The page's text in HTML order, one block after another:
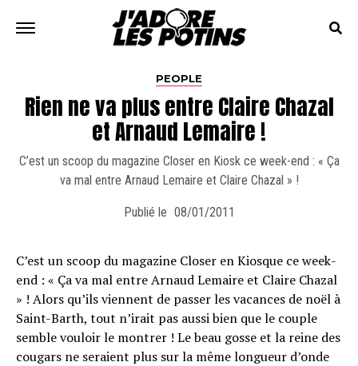
PEOPLE
Rien ne va plus entre Claire Chazal
et Arnaud Lemaire !
C’est un scoop du magazine Closer en Kiosk ce week-end : « Ça
va mal entre Arnaud Lemaire et Claire Chazal » !
Publié le 08/01/2011
C’est un scoop du magazine Closer en Kiosque ce week-
end : « Ça va mal entre Arnaud Lemaire et Claire Chazal
» ! Alors qu’ils viennent de passer les vacances de noël à
Saint-Barth, tout n’irait pas aussi bien que le couple
semble vouloir le montrer ! Le beau gosse et la reine des
cougars ne seraient plus sur la même longueur d’onde